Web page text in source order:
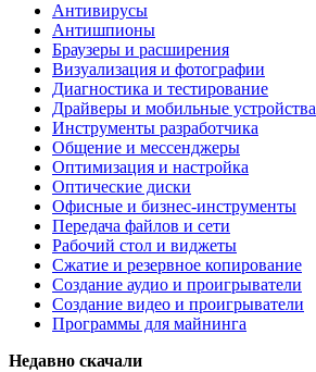
Антивирусы
Антишпионы
Браузеры и расширения
Визуализация и фотографии
Диагностика и тестирование
Драйверы и мобильные устройства
Инструменты разработчика
Общение и мессенджеры
Оптимизация и настройка
Оптические диски
Офисные и бизнес-инструменты
Передача файлов и сети
Рабочий стол и виджеты
Сжатие и резервное копирование
Создание аудио и проигрыватели
Создание видео и проигрыватели
Программы для майнинга
Недавно скачали